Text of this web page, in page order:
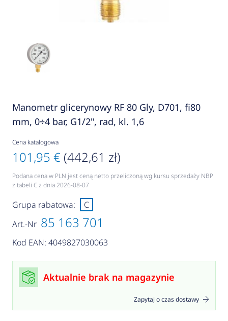
Manometr glicerynowy RF 80 Gly, D701, fi80
mm, 0÷4 bar, G1/2", rad, kl. 1,6
Cena katalogowa
101,95 € (442,61 zł)
Podana cena w PLN jest ceną netto przeliczoną wg kursu sprzedaży NBP
z tabeli C z dnia 2026-08-07
Art.-Nr 85 163 701
Kod EAN: 4049827030063
Grupa rabatowa: C
Aktualnie brak na magazynie
Zapytaj o czas dostawy